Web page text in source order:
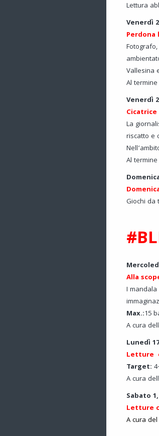
Lettura
Venerdì
Perdona
Vallesina
Al
Venerdì
Cicatrice
La
riscatto e
Al
Giochi da
Alla
I
Max.:
A cura dell
Lunedì
Letture
Target:
A cura
Sabato
Letture
A cura